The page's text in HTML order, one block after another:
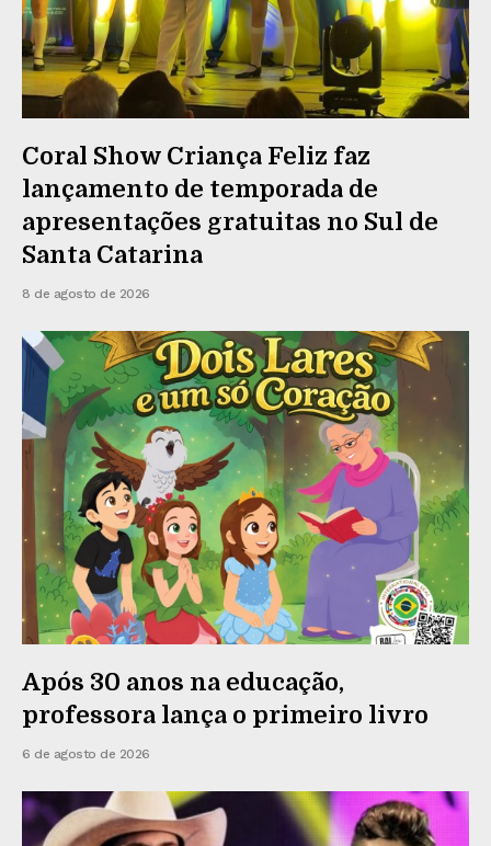
Coral Show Criança Feliz faz
lançamento de temporada de
apresentações gratuitas no Sul de
Santa Catarina
8 de agosto de 2026
Após 30 anos na educação,
professora lança o primeiro livro
6 de agosto de 2026